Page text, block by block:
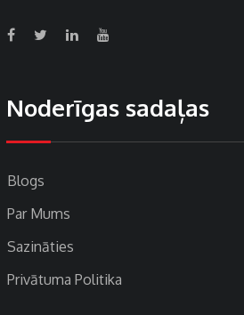
Noderīgas sadaļas
Blogs
Par Mums
Sazināties
Privātuma Politika